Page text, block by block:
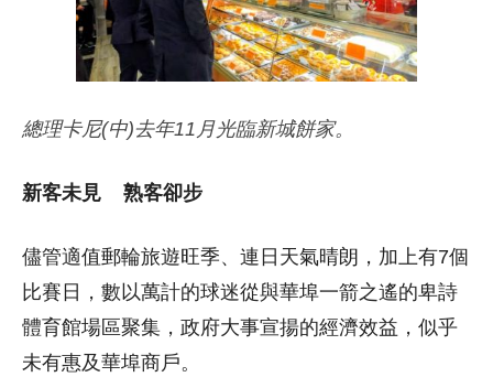
總理卡尼(中)去年11月光臨新城餅家。
新客未見 熟客卻步
儘管適值郵輪旅遊旺季、連日天氣晴朗，加上有7個
比賽日，數以萬計的球迷從與華埠一箭之遙的卑詩
體育館場區聚集，政府大事宣揚的經濟效益，似乎
未有惠及華埠商戶。